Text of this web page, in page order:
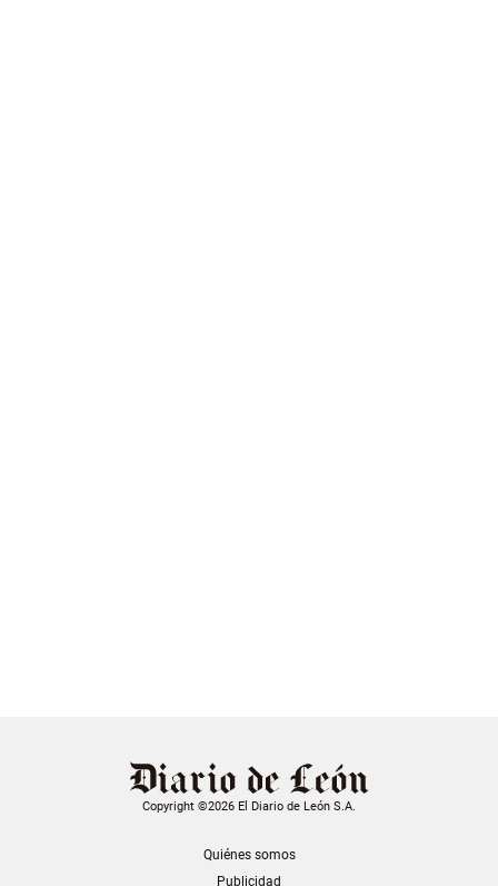
Copyright ©2026 El Diario de León S.A.
Quiénes somos
Publicidad